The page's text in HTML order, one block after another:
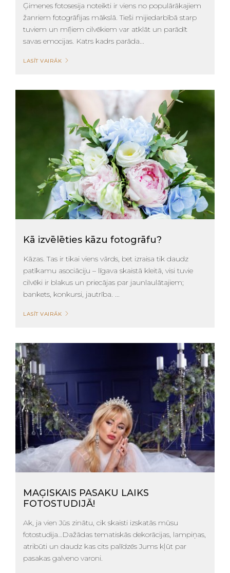
Ģimenes fotosesija noteikti ir viens no populārākajiem
žanriem fotogrāfijas mākslā. Tieši mijiedarbībā starp
tuviem un mīļiem cilvēkiem var atklāt un parādīt
savas emocijas. Katrs kadrs parāda...
LASĪT VAIRĀK
Kā izvēlēties kāzu fotogrāfu?
Kāzas. Tas ir tikai viens vārds, bet izraisa tik daudz
patīkamu asociāciju – līgava skaistā kleitā, visi tuvie
cilvēki ir blakus un priecājas par jaunlaulātajiem;
bankets, konkursi, jautrība. ...
LASĪT VAIRĀK
MAĢISKAIS PASAKU LAIKS
FOTOSTUDIJĀ!
Ak, ja vien Jūs zinātu, cik skaisti izskatās mūsu
fotostudija…Dažādas tematiskās dekorācijas, lampiņas,
atribūti un daudz kas cits palīdzēs Jums kļūt par
pasakas galveno varoni.